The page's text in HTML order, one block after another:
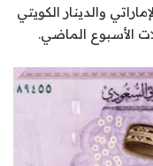
والدينار الكويتي
الأسبوع الماضي.